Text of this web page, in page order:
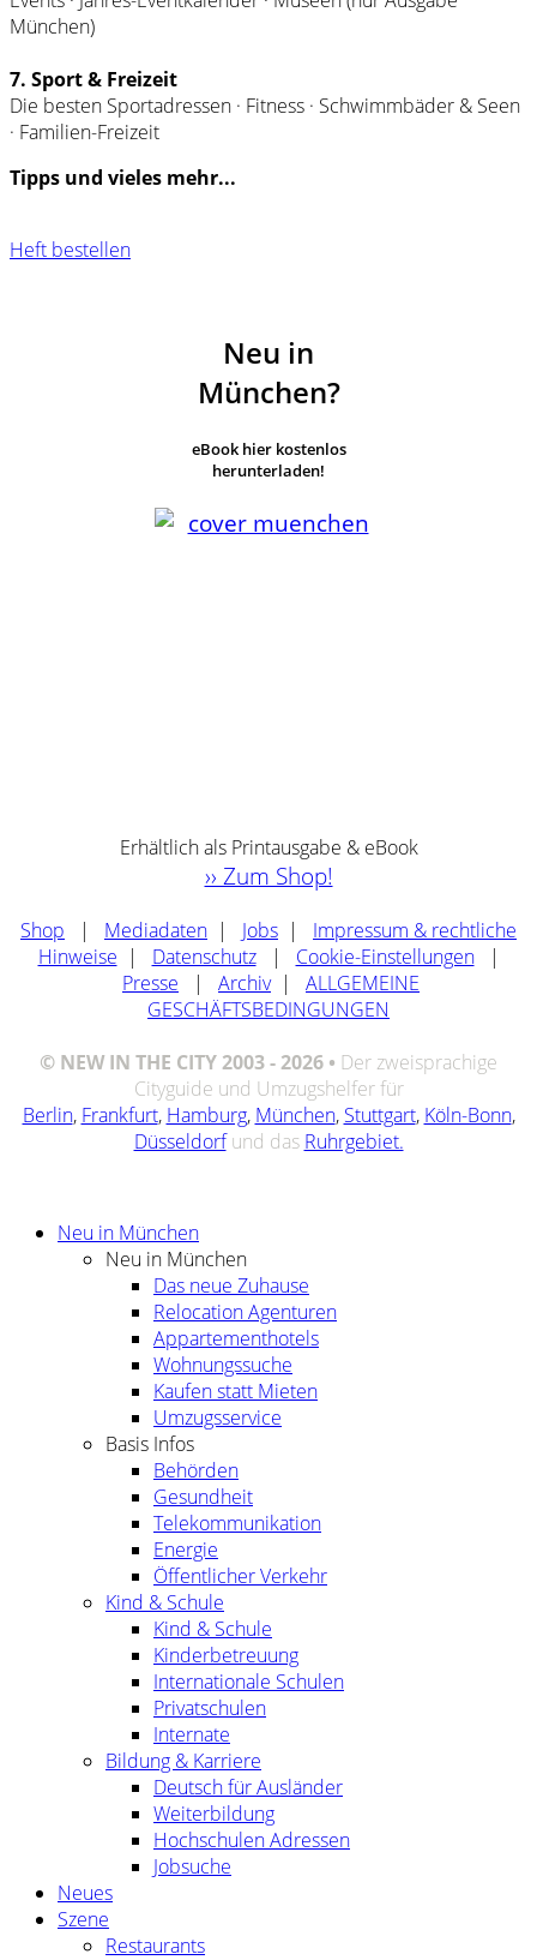
München)
7. Sport & Freizeit
Die besten Sportadressen · Fitness · Schwimmbäder & Seen
· Familien-Freizeit
Tipps und vieles mehr...
Heft bestellen
Neu in
München?
eBook hier kostenlos
herunterladen!
Erhältlich als Printausgabe & eBook
›› Zum Shop!
Shop | Mediadaten | Jobs | Impressum & rechtliche
Hinweise | Datenschutz | Cookie-Einstellungen
|
Presse | Archiv | ALLGEMEINE
GESCHÄFTSBEDINGUNGEN
© NEW IN THE CITY 2003 - 2026 • Der zweisprachige
Cityguide und Umzugshelfer für
Berlin, Frankfurt, Hamburg, München, Stuttgart, Köln-Bonn,
Düsseldorf und das Ruhrgebiet.
Neu in München
Neu in München
Das neue Zuhause
Relocation Agenturen
Appartementhotels
Wohnungssuche
Kaufen statt Mieten
Umzugsservice
Basis Infos
Behörden
Gesundheit
Telekommunikation
Energie
Öffentlicher Verkehr
Kind & Schule
Kind & Schule
Kinderbetreuung
Internationale Schulen
Privatschulen
Internate
Bildung & Karriere
Deutsch für Ausländer
Weiterbildung
Hochschulen Adressen
Jobsuche
Neues
Szene
Restaurants